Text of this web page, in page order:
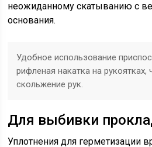
неожиданному скатыванию с
основания.
Удобное использование
рифленая накатка на
скольжение рук.
Для выбивки
Уплотнения для герметизации